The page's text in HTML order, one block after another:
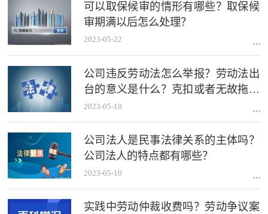
可以取保候审的情形有哪些？取保候
审期满以后怎么处理？
2023-05-22
公司违反劳动法怎么举报？劳动法出
台的意义是什么？克扣或者无故拖欠
劳动者工资的如何赔偿？
2023-05-18
公司法人是民事法律关系的主体吗？
公司法人的特点都有哪些？
2023-05-10
实践中劳动仲裁收费吗？劳动争议案